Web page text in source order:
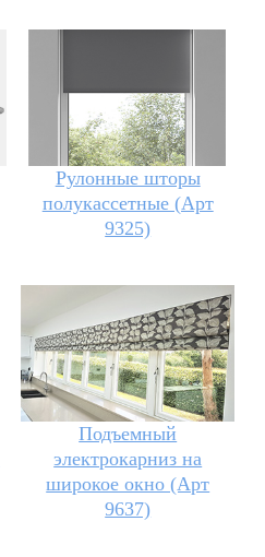
Рулонные шторы
полукассетные (Арт
9325)
Подъемный
электрокарниз на
широкое окно (Арт
9637)